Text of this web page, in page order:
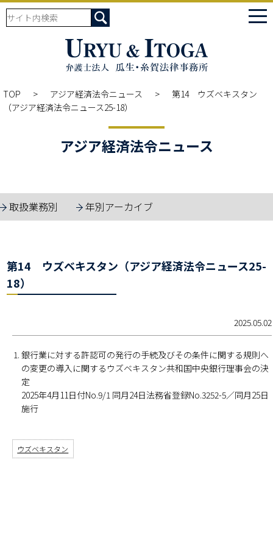
TOP アジア経済法令ニュース
第14 ウズベキスタン
（アジア経済法令ニュース25-18）
アジア経済法令ニュース
取扱業務別 年別アーカイブ
第14 ウズベキスタン（アジア経済法令ニュース25-
18）
2025.05.02
銀行業に対する許認可の発行の手続及びその条件に関する規則へ
の変更の導入に関するウズベキスタン共和国中央銀行理事会の決
定
2025年4月11日付No.9/1 同月24日法務省登録No.3252-5／同月25日
施行
ウズベキスタン